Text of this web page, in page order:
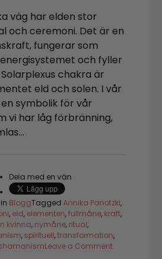
väg har elden stor
och ceremoni. Det är en
fungerar som
och fyller
chakra är
eld och solen. I vår
symbolik för vår
vi har låg förbränning,
Dela med en vän
BloggTagged Annika Panotzki,
, eld, elementen,fullmåne, kraft,
kvinna, nymåne, ritual,
, spirituell,transformation,
Leave a Commenton